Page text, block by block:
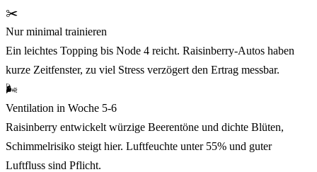
✂️
Nur minimal trainieren
Ein leichtes Topping bis Node 4 reicht. Raisinberry-Autos haben
kurze Zeitfenster, zu viel Stress verzögert den Ertrag messbar.
🌬️
Ventilation in Woche 5-6
Raisinberry entwickelt würzige Beerentöne und dichte Blüten,
Schimmelrisiko steigt hier. Luftfeuchte unter 55% und guter
Luftfluss sind Pflicht.